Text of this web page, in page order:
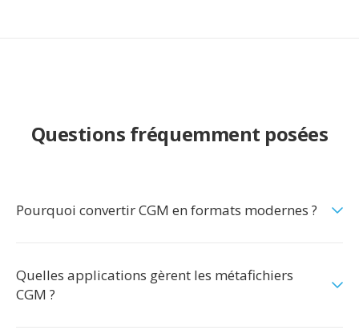
Questions fréquemment posées
Pourquoi convertir CGM en formats modernes ?
Quelles applications gèrent les métafichiers
CGM ?